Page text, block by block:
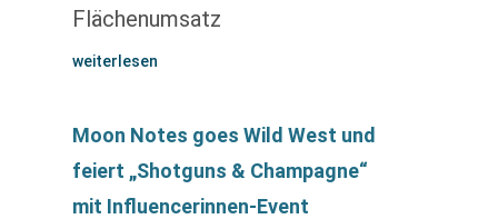
Flächenumsatz
weiterlesen
Moon Notes goes Wild West und
feiert „Shotguns & Champagne“
mit Influencerinnen-Event